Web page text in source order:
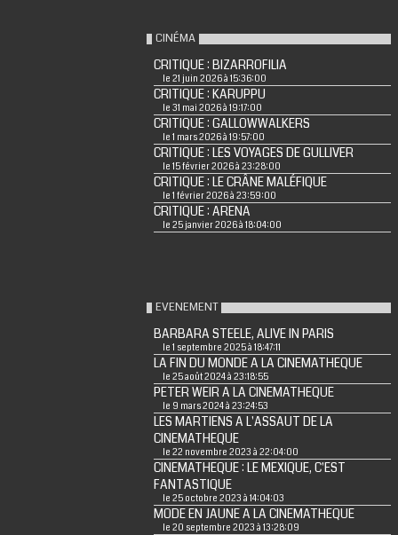
CINÉMA
CRITIQUE : BIZARROFILIA
le 21 juin 2026 à 15:36:00
CRITIQUE : KARUPPU
le 31 mai 2026 à 19:17:00
CRITIQUE : GALLOWWALKERS
le 1 mars 2026 à 19:57:00
CRITIQUE : LES VOYAGES DE GULLIVER
le 15 février 2026 à 23:28:00
CRITIQUE : LE CRÂNE MALÉFIQUE
le 1 février 2026 à 23:59:00
CRITIQUE : ARENA
le 25 janvier 2026 à 18:04:00
EVENEMENT
BARBARA STEELE, ALIVE IN PARIS
le 1 septembre 2025 à 18:47:11
LA FIN DU MONDE A LA CINEMATHEQUE
le 25 août 2024 à 23:18:55
PETER WEIR A LA CINEMATHEQUE
le 9 mars 2024 à 23:24:53
LES MARTIENS A L'ASSAUT DE LA
CINEMATHEQUE
le 22 novembre 2023 à 22:04:00
CINEMATHEQUE : LE MEXIQUE, C'EST
FANTASTIQUE
le 25 octobre 2023 à 14:04:03
MODE EN JAUNE A LA CINEMATHEQUE
le 20 septembre 2023 à 13:28:09